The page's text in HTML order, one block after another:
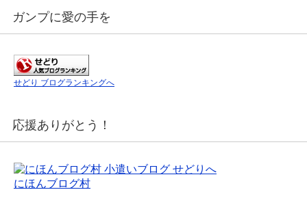
ガンプに愛の手を
せどり ブログランキングへ
応援ありがとう！
にほんブログ村